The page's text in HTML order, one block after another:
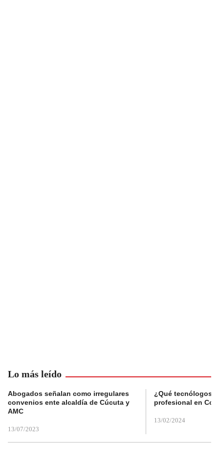
Lo más leído
Abogados señalan como irregulares
convenios ente alcaldía de Cúcuta y
AMC
13/07/2023
¿Qué tecnólogos
profesional en
13/02/2024